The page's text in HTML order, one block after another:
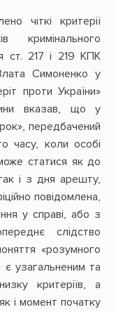
чіткі критерії
кримінального
ст. 217 і 219 КПК
Симоненко у
проти України»
вказав, що у
передбачений
часу, коли особі
статися як до
і з дня арешту,
повідомлена,
у справі, або з
слідство
«розумного
є узагальненим та
критеріїв, а
і момент початку